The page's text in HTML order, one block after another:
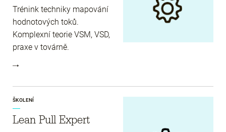
Trénink techniky mapování
hodnotových toků.
Komplexní teorie VSM, VSD,
praxe v továrně.
ŠKOLENÍ
Lean Pull Expert